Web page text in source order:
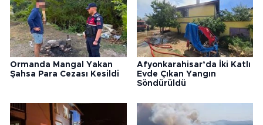
Ormanda Mangal Yakan
Şahsa Para Cezası Kesildi
Afyonkarahisar’da İki Katlı
Evde Çıkan Yangın
Söndürüldü